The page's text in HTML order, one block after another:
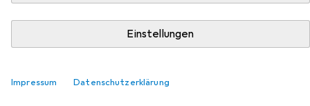
Einstellungen
Impressum Datenschutzerklärung
Videokabel.